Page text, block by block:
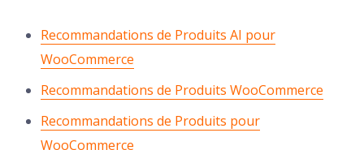
Recommandations de Produits AI pour
WooCommerce
Recommandations de Produits WooCommerce
Recommandations de Produits pour
WooCommerce